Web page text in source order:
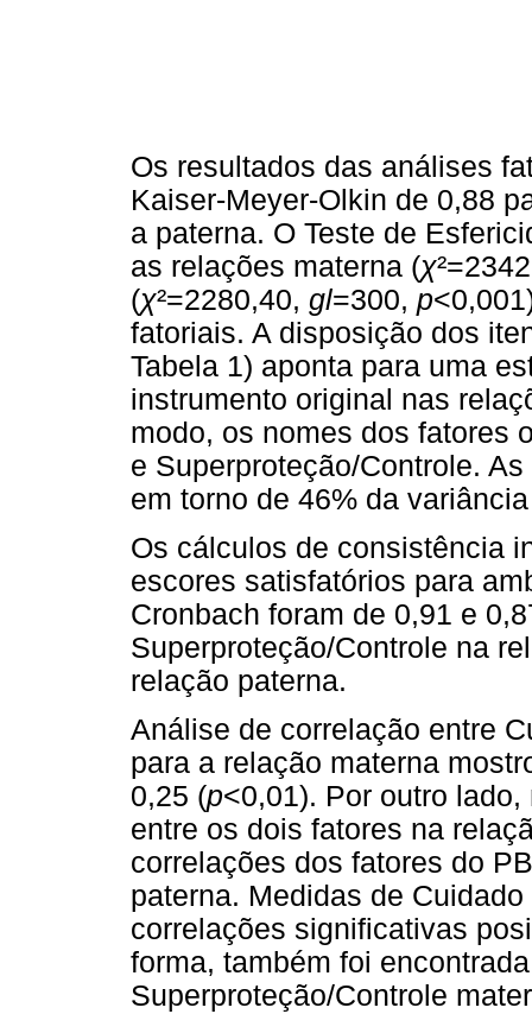
Os resultados das análises
Kaiser-Meyer-Olkin de 0,88
a paterna. O Teste de
as relações materna (χ
(χ²=2280,40, gl=300, p
fatoriais. A disposição dos
Tabela 1) aponta para uma
instrumento original nas
modo, os nomes dos fatores
e Superproteção/Controle.
em torno de 46% da
Os cálculos de consistência
escores satisfatórios para
Cronbach foram de 0,91 e
Superproteção/Controle na
relação paterna.
Análise de correlação entre
para a relação materna
0,25 (p<0,01). Por outro
entre os dois fatores na
correlações dos fatores do
paterna. Medidas de
correlações significativas
forma, também foi
Superproteção/Controle